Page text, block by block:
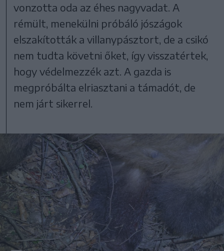
vonzotta oda az éhes nagyvadat. A
rémült, menekülni próbáló jószágok
elszakították a villanypásztort, de a csikó
nem tudta követni őket, így visszatértek,
hogy védelmezzék azt. A gazda is
megpróbálta elriasztani a támadót, de
nem járt sikerrel.